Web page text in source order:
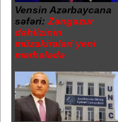
Vensin Azərbaycana
səfəri: Zəngəzur
dəhlizinin
müzakirələri yeni
mərhələdə